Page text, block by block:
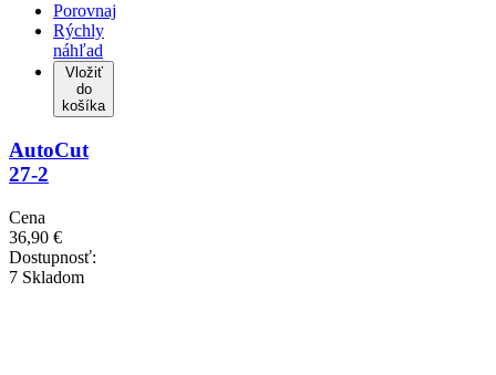
Porovnaj
Rýchly
náhľad
Vložiť
do
košíka
AutoCut
27-2
Cena
36,90 €
Dostupnosť:
7 Skladom